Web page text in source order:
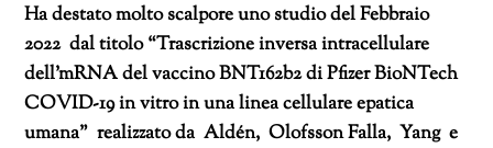
Ha destato molto scalpore uno studio del Febbraio
2022 dal titolo “Trascrizione inversa intracellulare
dell’mRNA del vaccino BNT162b2 di Pfizer BioNTech
COVID-19 in vitro in una linea cellulare epatica
umana” realizzato da Aldén, Olofsson Falla, Yang e